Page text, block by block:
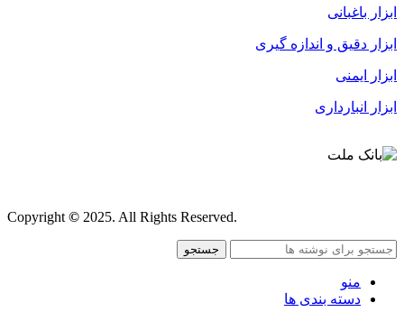
ابزار باغبانی
ابزار دقیق و اندازه گیری
ابزار ایمنی
ابزار انبارداری
Copyright © 2025. All Rights Reserved.
جستجو
منو
دسته بندی ها